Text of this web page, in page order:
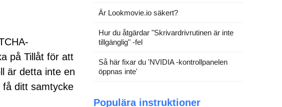
på Tillåt för att
är detta inte en
få ditt samtycke
Är Lookmovie.io säkert?
Hur du åtgärdar "Skrivardrivrutinen är inte
tillgänglig" -fel
Så här fixar du 'NVIDIA -kontrollpanelen
öppnas inte'
Populära instruktioner